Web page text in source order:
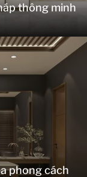
thông minh
phong cách